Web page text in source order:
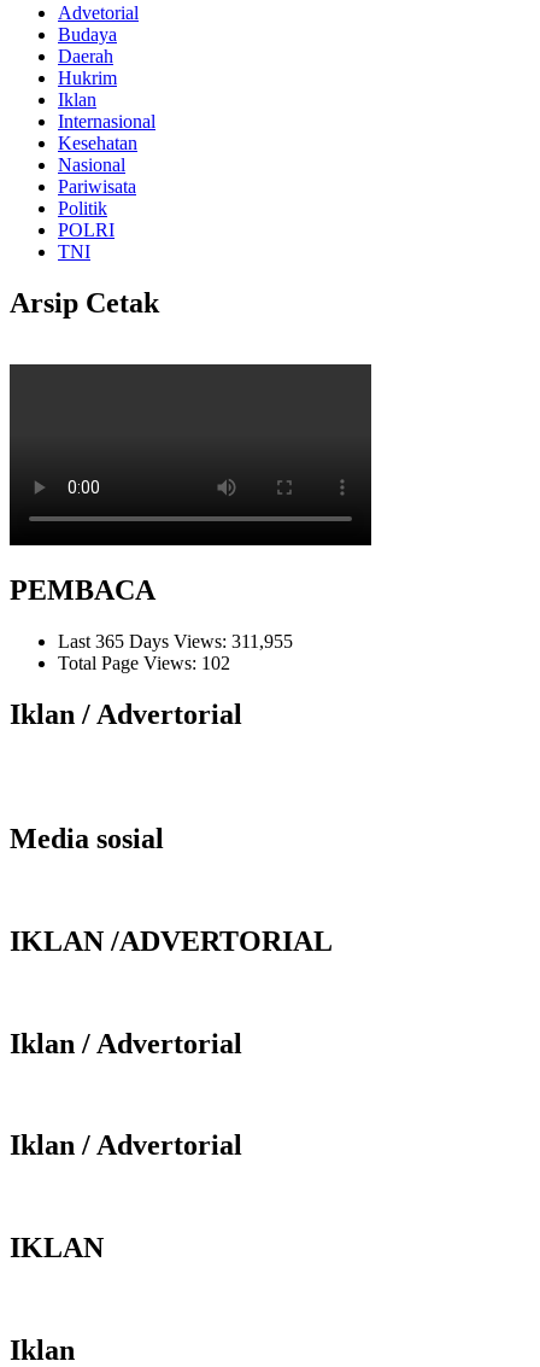
Advetorial
Budaya
Daerah
Hukrim
Iklan
Internasional
Kesehatan
Nasional
Pariwisata
Politik
POLRI
TNI
Arsip Cetak
PEMBACA
Last 365 Days Views: 311,955
Total Page Views: 102
Iklan / Advertorial
Media sosial
IKLAN /ADVERTORIAL
Iklan / Advertorial
Iklan / Advertorial
IKLAN
Iklan